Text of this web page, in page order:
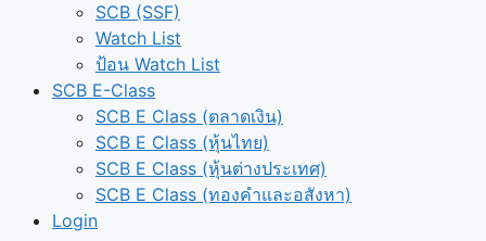
SCB (SSF)
Watch List
ป้อน Watch List
SCB E-Class
SCB E Class (ตลาดเงิน)
SCB E Class (หุ้นไทย)
SCB E Class (หุ้นต่างประเทศ)
SCB E Class (ทองคำและอสังหา)
Login